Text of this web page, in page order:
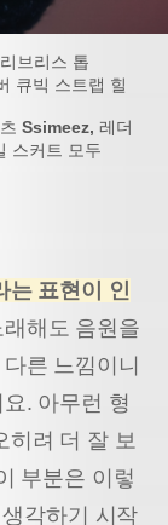
브리스 톱
큐빅 스트랩 힐
Ssimeez, 레더
스커트 모두
는 표현이 인
해도 음원을
른 느낌이니
. 아무런 형
히려 더 잘 보
부분은 이렇
생각하기 시작